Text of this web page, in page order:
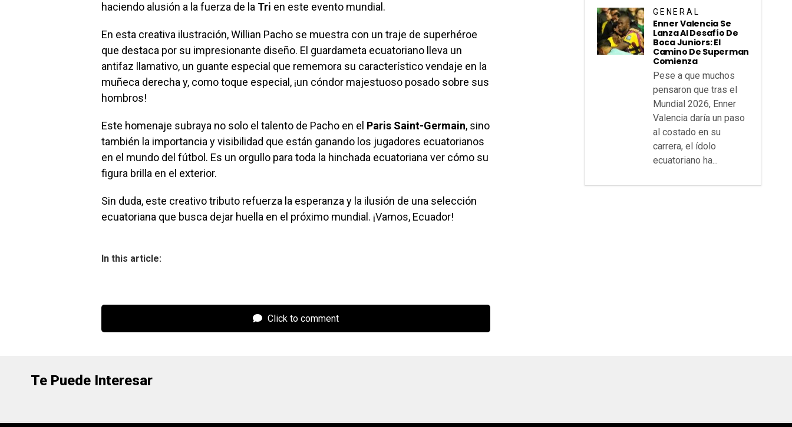
haciendo alusión a la fuerza de la Tri en este evento mundial.
En esta creativa ilustración, Willian Pacho se muestra con un traje de superhéroe
que destaca por su impresionante diseño. El guardameta ecuatoriano lleva un
antifaz llamativo, un guante especial que rememora su característico vendaje en la
muñeca derecha y, como toque especial, ¡un cóndor majestuoso posado sobre sus
hombros!
Este homenaje subraya no solo el talento de Pacho en el Paris Saint-Germain, sino
también la importancia y visibilidad que están ganando los jugadores ecuatorianos
en el mundo del fútbol. Es un orgullo para toda la hinchada ecuatoriana ver cómo su
figura brilla en el exterior.
Sin duda, este creativo tributo refuerza la esperanza y la ilusión de una selección
ecuatoriana que busca dejar huella en el próximo mundial. ¡Vamos, Ecuador!
In this article:
Click to comment
GENERAL
Enner Valencia Se
Lanza Al Desafío De
Boca Juniors: El
Camino De Superman
Comienza
Pese a que muchos
pensaron que tras el
Mundial 2026, Enner
Valencia daría un paso
al costado en su
carrera, el ídolo
ecuatoriano ha...
Te Puede Interesar